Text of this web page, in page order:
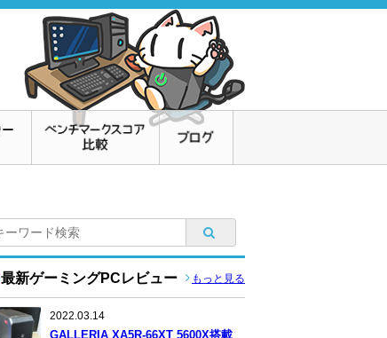
最新ゲーミングPCレビュー もっと見る
2022.03.14
GALLERIA XA5R-66XT 5600X搭載